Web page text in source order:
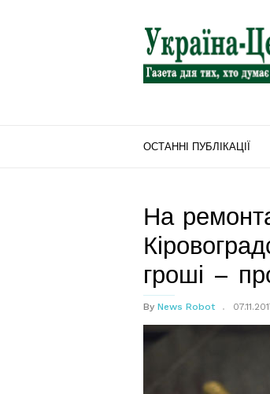
"Україна-
Центр"
ОСТАННІ ПУБЛІКАЦІЇ
На
гроші –
By News Robot